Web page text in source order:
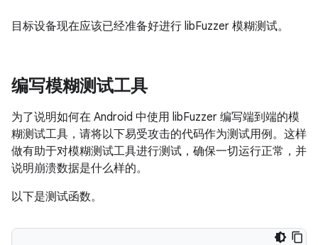
目标设备现在应该已经准备好进行 libFuzzer 模糊测试。
编写模糊测试工具
为了说明如何在 Android 中使用 libFuzzer 编写端到端的模
糊测试工具，请将以下易受攻击的代码作为测试用例。这样
做有助于对模糊测试工具进行测试，确保一切运行正常，并
说明崩溃数据是什么样的。
以下是测试函数。